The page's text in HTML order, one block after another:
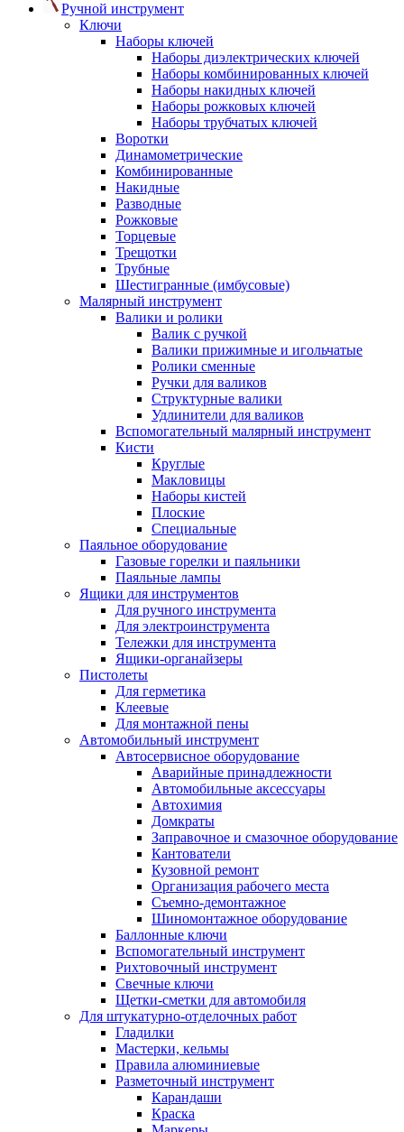
Ручной инструмент
Ключи
Наборы ключей
Наборы диэлектрических ключей
Наборы комбинированных ключей
Наборы накидных ключей
Наборы рожковых ключей
Наборы трубчатых ключей
Воротки
Динамометрические
Комбинированные
Накидные
Разводные
Рожковые
Торцевые
Трещотки
Трубные
Шестигранные (имбусовые)
Малярный инструмент
Валики и ролики
Валик с ручкой
Валики прижимные и игольчатые
Ролики сменные
Ручки для валиков
Структурные валики
Удлинители для валиков
Вспомогательный малярный инструмент
Кисти
Круглые
Макловицы
Наборы кистей
Плоские
Специальные
Паяльное оборудование
Газовые горелки и паяльники
Паяльные лампы
Ящики для инструментов
Для ручного инструмента
Для электроинструмента
Тележки для инструмента
Ящики-органайзеры
Пистолеты
Для герметика
Клеевые
Для монтажной пены
Автомобильный инструмент
Автосервисное оборудование
Аварийные принадлежности
Автомобильные аксессуары
Автохимия
Домкраты
Заправочное и смазочное оборудование
Кантователи
Кузовной ремонт
Организация рабочего места
Съемно-демонтажное
Шиномонтажное оборудование
Баллонные ключи
Вспомогательный инструмент
Рихтовочный инструмент
Свечные ключи
Щетки-сметки для автомобиля
Для штукатурно-отделочных работ
Гладилки
Мастерки, кельмы
Правила алюминиевые
Разметочный инструмент
Карандаши
Краска